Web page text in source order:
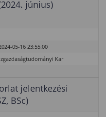
június)
05-16 23:55:00
Kar
jelentkezési
BSc)